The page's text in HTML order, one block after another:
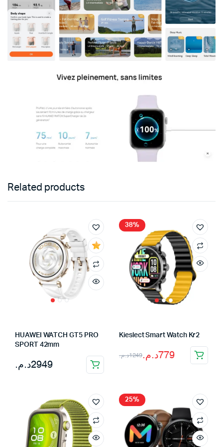
Related products
HUAWEI WATCH GT5 PRO
SPORT 42mm
2949د.م.
38%
Kieslect Smart Watch Kr2
1249د.م.
Le
était :
1249د.م..
779د.م.
Le
est :
779د.م..
25%